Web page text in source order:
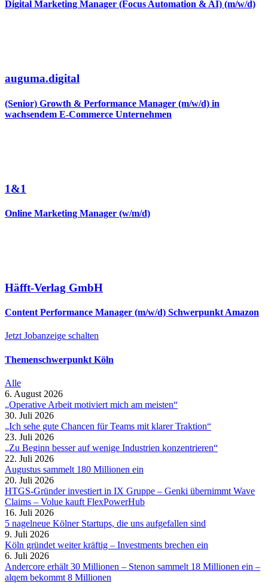
Digital Marketing Manager (Focus Automation & AI) (m/w/d)
auguma.digital
(Senior) Growth & Performance Manager (m/w/d) in
wachsendem E-Commerce Unternehmen
1&1
Online Marketing Manager (w/m/d)
Häfft-Verlag GmbH
Content Performance Manager (m/w/d) Schwerpunkt Amazon
Jetzt Jobanzeige schalten
Themenschwerpunkt Köln
Alle
6. August 2026
„Operative Arbeit motiviert mich am meisten“
30. Juli 2026
„Ich sehe gute Chancen für Teams mit klarer Traktion“
23. Juli 2026
„Zu Beginn besser auf wenige Industrien konzentrieren“
22. Juli 2026
Augustus sammelt 180 Millionen ein
20. Juli 2026
HTGS-Gründer investiert in IX Gruppe – Genki übernimmt Wave
Claims – Volue kauft FlexPowerHub
16. Juli 2026
5 nagelneue Kölner Startups, die uns aufgefallen sind
9. Juli 2026
Köln gründet weiter kräftig – Investments brechen ein
6. Juli 2026
Andercore erhält 30 Millionen – Stenon sammelt 18 Millionen ein –
alqem bekommt 8 Millionen